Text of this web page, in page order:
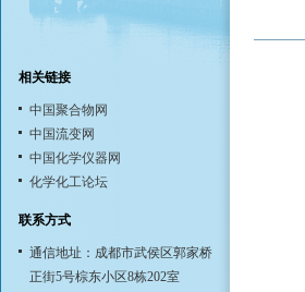
相关链接
中国聚合物网
中国流变网
中国化学仪器网
化学化工论坛
联系方式
通信地址：成都市武侯区郭家桥
正街5号棕东小区8栋202室